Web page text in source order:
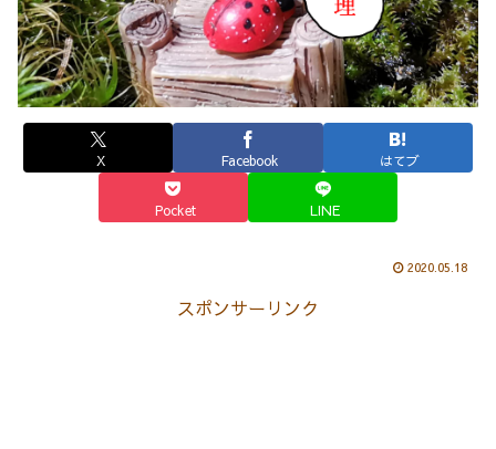
X Facebook はてブ
Pocket LINE
2020.05.18
スポンサーリンク